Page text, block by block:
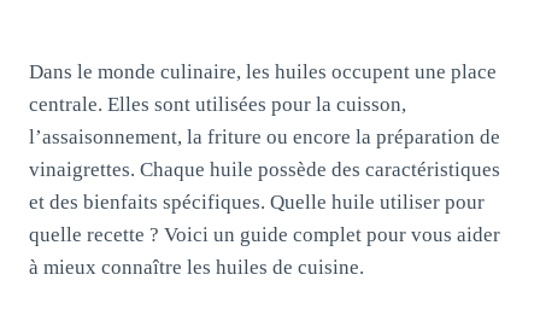
Dans le monde culinaire, les huiles occupent une place
centrale. Elles sont utilisées pour la cuisson,
l’assaisonnement, la friture ou encore la préparation de
vinaigrettes. Chaque huile possède des caractéristiques
et des bienfaits spécifiques. Quelle huile utiliser pour
quelle recette ? Voici un guide complet pour vous aider
à mieux connaître les huiles de cuisine.